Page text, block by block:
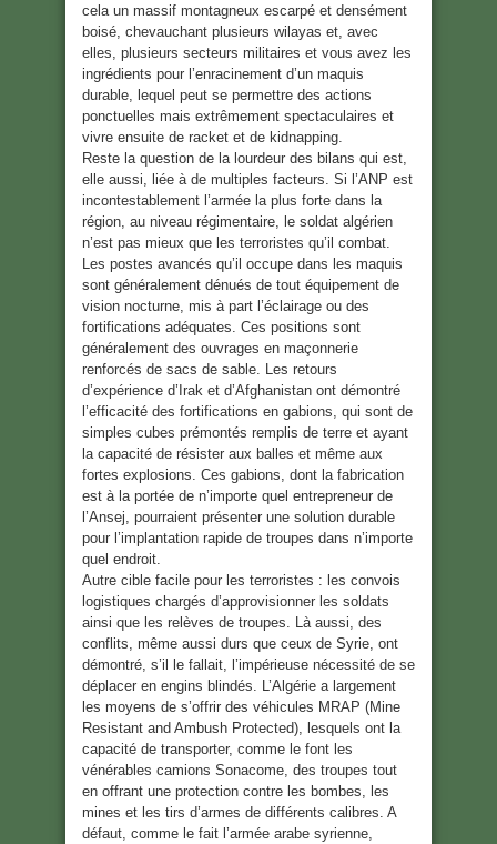
cela un massif montagneux escarpé et densément
boisé, chevauchant plusieurs wilayas et, avec
elles, plusieurs secteurs militaires et vous avez les
ingrédients pour l’enracinement d’un maquis
durable, lequel peut se permettre des actions
ponctuelles mais extrêmement spectaculaires et
vivre ensuite de racket et de kidnapping.
Reste la question de la lourdeur des bilans qui est,
elle aussi, liée à de multiples facteurs. Si l’ANP est
incontestablement l’armée la plus forte dans la
région, au niveau régimentaire, le soldat algérien
n’est pas mieux que les terroristes qu’il combat.
Les postes avancés qu’il occupe dans les maquis
sont généralement dénués de tout équipement de
vision nocturne, mis à part l’éclairage ou des
fortifications adéquates. Ces positions sont
généralement des ouvrages en maçonnerie
renforcés de sacs de sable. Les retours
d’expérience d’Irak et d’Afghanistan ont démontré
l’efficacité des fortifications en gabions, qui sont de
simples cubes prémontés remplis de terre et ayant
la capacité de résister aux balles et même aux
fortes explosions. Ces gabions, dont la fabrication
est à la portée de n’importe quel entrepreneur de
l’Ansej, pourraient présenter une solution durable
pour l’implantation rapide de troupes dans n’importe
quel endroit.
Autre cible facile pour les terroristes : les convois
logistiques chargés d’approvisionner les soldats
ainsi que les relèves de troupes. Là aussi, des
conflits, même aussi durs que ceux de Syrie, ont
démontré, s’il le fallait, l’impérieuse nécessité de se
déplacer en engins blindés. L’Algérie a largement
les moyens de s’offrir des véhicules MRAP (Mine
Resistant and Ambush Protected), lesquels ont la
capacité de transporter, comme le font les
vénérables camions Sonacome, des troupes tout
en offrant une protection contre les bombes, les
mines et les tirs d’armes de différents calibres. A
défaut, comme le fait l’armée arabe syrienne,